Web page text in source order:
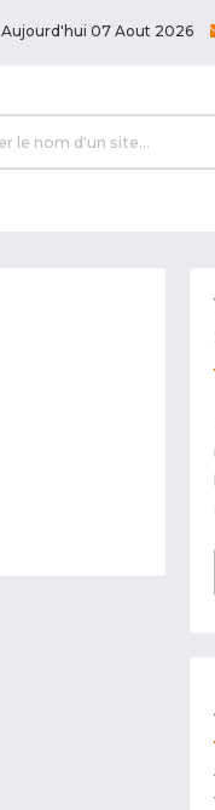
Aujourd'hui 07 Aout 2026